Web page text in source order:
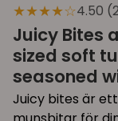
★★★★☆4.50
Juicy Bites
sized soft
seasoned
Juicy bites är